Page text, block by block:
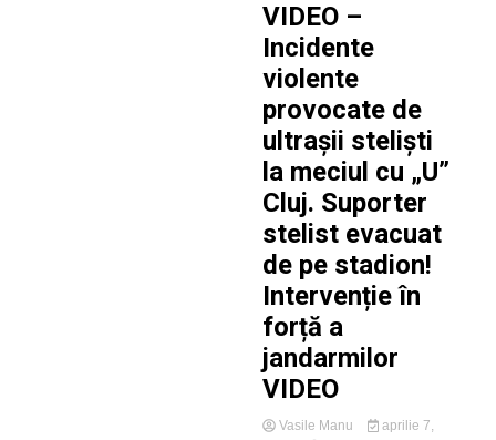
VIDEO –
Incidente
violente
provocate de
ultrașii steliști
la meciul cu „U”
Cluj. Suporter
stelist evacuat
de pe stadion!
Intervenție în
forță a
jandarmilor
VIDEO
Vasile Manu
aprilie 7,